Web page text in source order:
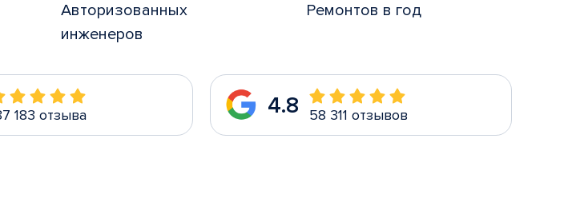
Авторизованных
инженеров
Ремонтов в год
183 отзыва 4.8 58 311 отзывов